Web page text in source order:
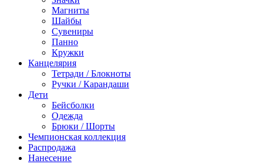
Магниты
Шайбы
Сувениры
Панно
Кружки
Канцелярия
Тетради / Блокноты
Ручки / Карандаши
Дети
Бейсболки
Одежда
Брюки / Шорты
Чемпионская коллекция
Распродажа
Нанесение